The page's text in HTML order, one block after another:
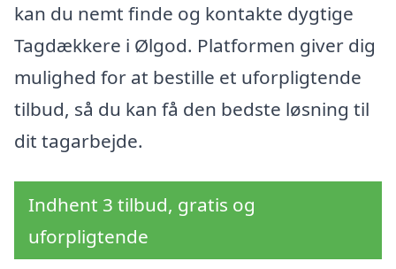
kan du nemt finde og kontakte dygtige
Tagdækkere i Ølgod. Platformen giver dig
mulighed for at bestille et uforpligtende
tilbud, så du kan få den bedste løsning til
dit tagarbejde.
Indhent 3 tilbud, gratis og
uforpligtende